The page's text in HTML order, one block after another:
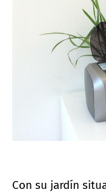
Con su jardín